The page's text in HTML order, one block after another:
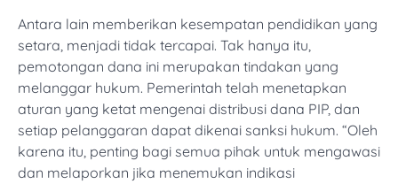
Antara lain memberikan kesempatan pendidikan yang
setara, menjadi tidak tercapai. Tak hanya itu,
pemotongan dana ini merupakan tindakan yang
melanggar hukum. Pemerintah telah menetapkan
aturan yang ketat mengenai distribusi dana PIP, dan
setiap pelanggaran dapat dikenai sanksi hukum. “Oleh
karena itu, penting bagi semua pihak untuk mengawasi
dan melaporkan jika menemukan indikasi